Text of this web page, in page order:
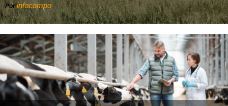
Porinfocampo